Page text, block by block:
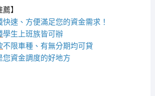
】
快速、方便滿足您的資金需求！
學生上班族皆可辦
不限車種、有無分期均可貸
您資金調度的好地方